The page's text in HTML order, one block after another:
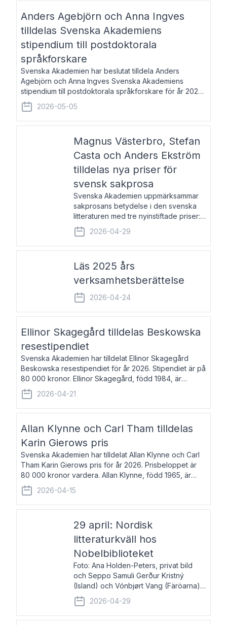
Anders Agebjörn och Anna Ingves
tilldelas Svenska Akademiens
stipendium till postdoktorala
språkforskare
Svenska Akademien har beslutat tilldela Anders
Agebjörn och Anna Ingves Svenska Akademiens
stipendium till postdoktorala språkforskare för år 2026.
Stipendiebeloppet är 75 000 kronor per mottagare.
Anders Agebjörn, född 1984, är universitet
2026-05-05
Magnus Västerbro, Stefan
Casta och Anders Ekström
tilldelas nya priser för
svensk sakprosa
Svenska Akademien uppmärksammar
sakprosans betydelse i den svenska
litteraturen med tre nyinstiftade priser:
Svenska Akademiens pris till
framstående författare av svensk
sakprosa som i år går till Magnus
2026-04-29
Läs 2025 års
verksamhetsberättelse
2026-04-24
Ellinor Skagegård tilldelas Beskowska
resestipendiet
Svenska Akademien har tilldelat Ellinor Skagegård
Beskowska resestipendiet för år 2026. Stipendiet är på
80 000 kronor. Ellinor Skagegård, född 1984, är
författare, journalist och musiker. Hon skriver
återkommande för Svenska Dagbladet, Ups
2026-04-21
Allan Klynne och Carl Tham tilldelas
Karin Gierows pris
Svenska Akademien har tilldelat Allan Klynne och Carl
Tham Karin Gierows pris för år 2026. Prisbeloppet är
80 000 kronor vardera. Allan Klynne, född 1965, är
arkeolog, författare, översättare och fil.dr i antikens
kultur och samhällsliv. Ut
2026-04-15
29 april: Nordisk
litteraturkväll hos
Nobelbiblioteket
Foto: Ana Holden-Peters, privat bild
och Seppo Samuli Gerður Kristný
(Island) och Vónbjørt Vang (Färöarna)
läser ur sina verk och samtalar med
John Swedenmark. De läser upp på
färöiska, isländska och svenska och
2026-04-29